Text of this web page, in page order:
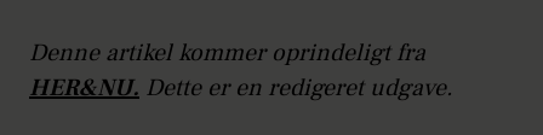
Denne artikel kommer oprindeligt fra
HER&NU. Dette er en redigeret udgave.